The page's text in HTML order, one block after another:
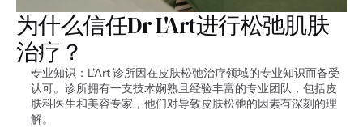
为什么信任Dr L'Art进行松弛肌肤
治疗？
专业知识：L’Art 诊所因在皮肤松弛治疗领域的专业知识而备受
认可。诊所拥有一支技术娴熟且经验丰富的专业团队，包括皮
肤科医生和美容专家，他们对导致皮肤松弛的因素有深刻的理
解。